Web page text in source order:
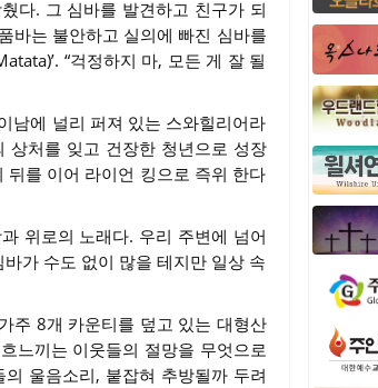
다. 그 심바를 발견하고 친구가 되
바는 불안하고 실의에 빠진 심바를
“걱정하지 마, 모든 게 잘 될
남에 널리 퍼져 있는 스와힐리어라
상처를 잊고 건장한 청년으로 성장
를 이어 라이언 킹으로 즉위 한다
위로의 노래다. 우리 주변에 넘어
가 수도 없이 많을 테지만 일상 속
주 8개 카운티를 덮고 있는 대형산
느끼는 이웃들의 절망을 무엇으로
울음소리, 붙잡혀 추방될까 두려